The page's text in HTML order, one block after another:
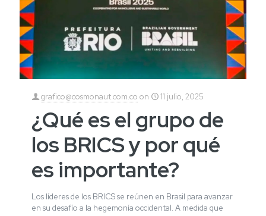
grafico@cosmonaut.com.co on 11 julio, 2025
¿Qué es el grupo de
los BRICS y por qué
es importante?
Los líderes de los BRICS se reúnen en Brasil para avanzar
en su desafío a la hegemonía occidental. A medida que